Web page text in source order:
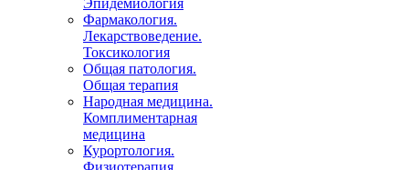
Эпидемиология
Фармакология.
Лекарствоведение.
Токсикология
Общая патология.
Общая терапия
Народная медицина.
Комплиментарная
медицина
Курортология.
Физиотерапия.